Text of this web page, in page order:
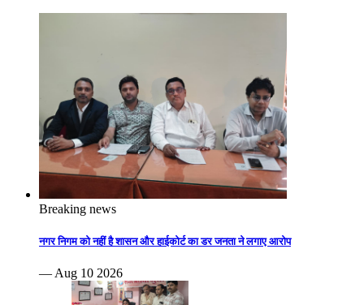
Breaking news
नगर निगम को नहीं है शासन और हाईकोर्ट का डर जनता ने लगाए आरोप
— Aug 10 2026